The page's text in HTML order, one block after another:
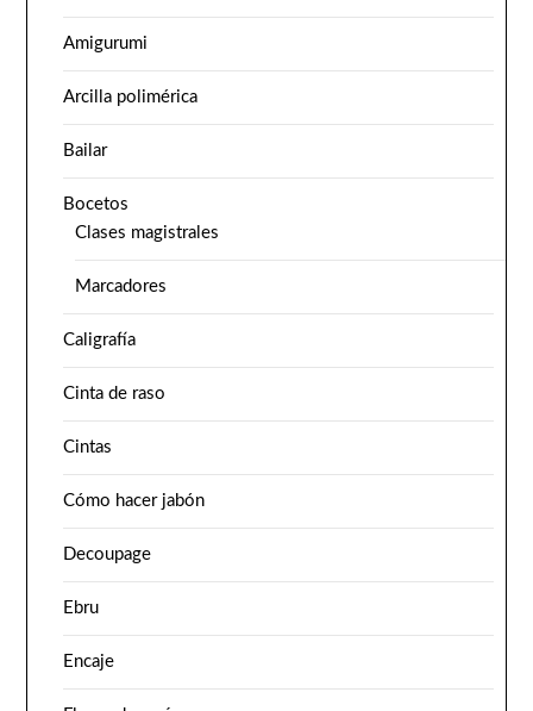
Amigurumi
Arcilla polimérica
Bailar
Bocetos
Clases magistrales
Marcadores
Caligrafía
Cinta de raso
Cintas
Cómo hacer jabón
Decoupage
Ebru
Encaje